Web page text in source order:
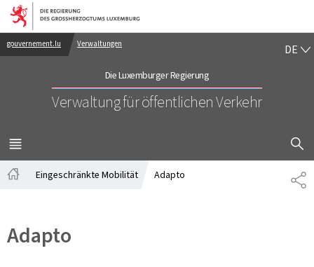
Zur Hauptnavigation
Zum Inhalt
gouvernement.lu Verwaltungen
Die Luxemburger Regierung
Verwaltung für öffentlichen Verkehr
DE
MENÜ
HAUPT-
Eingeschränkte Mobilität Adapto
Adapto